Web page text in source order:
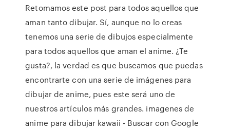
Retomamos este post para todos aquellos que
aman tanto dibujar. Sí, aunque no lo creas
tenemos una serie de dibujos especialmente
para todos aquellos que aman el anime. ¿Te
gusta?, la verdad es que buscamos que puedas
encontrarte con una serie de imágenes para
dibujar de anime, pues este será uno de
nuestros artículos más grandes. imagenes de
anime para dibujar kawaii - Buscar con Google